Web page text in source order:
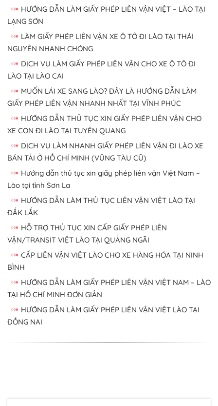
HƯỚNG DẪN LÀM GIẤY PHÉP LIÊN VẬN VIỆT – LÀO TẠI
LẠNG SƠN
LÀM GIẤY PHÉP LIÊN VẬN XE Ô TÔ ĐI LÀO TẠI THÁI
NGUYÊN NHANH CHÓNG
DỊCH VỤ LÀM GIẤY PHÉP LIÊN VẬN CHO XE Ô TÔ ĐI
LÀO TẠI LÀO CAI
MUỐN LÁI XE SANG LÀO? ĐÂY LÀ HƯỚNG DẪN LÀM
GIẤY PHÉP LIÊN VẬN NHANH NHẤT TẠI VĨNH PHÚC
HƯỚNG DẪN THỦ TỤC XIN GIẤY PHÉP LIÊN VẬN CHO
XE CON ĐI LÀO TẠI TUYÊN QUANG
DỊCH VỤ LÀM NHANH GIẤY PHÉP LIÊN VẬN ĐI LÀO XE
BÁN TẢI Ở HỒ CHÍ MINH (VŨNG TÀU CŨ)
Hướng dẫn thủ tục xin giấy phép liên vận Việt Nam –
Lào tại tỉnh Sơn La
HƯỚNG DẪN LÀM THỦ TỤC LIÊN VẬN VIỆT LÀO TẠI
ĐẮK LẮK
HỖ TRỢ THỦ TỤC XIN CẤP GIẤY PHÉP LIÊN
VẬN/TRANSIT VIỆT LÀO TẠI QUẢNG NGÃI
CẤP LIÊN VẬN VIỆT LÀO CHO XE HÀNG HÓA TẠI NINH
BÌNH
HƯỚNG DẪN LÀM GIẤY PHÉP LIÊN VẬN VIỆT NAM – LÀO
TẠI HỒ CHÍ MINH ĐƠN GIẢN
HƯỚNG DẪN LÀM GIẤY PHÉP LIÊN VẬN VIỆT LÀO TẠI
ĐỒNG NAI